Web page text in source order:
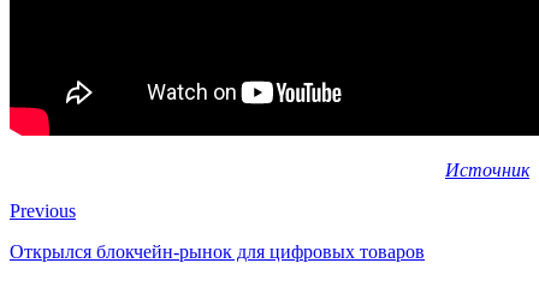
Источник
Previous
Открылся блокчейн-рынок для цифровых товаров